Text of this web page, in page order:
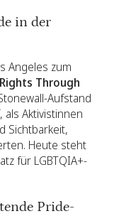
in der
Angeles zum
Through
Aufstand
als Aktivistinnen
Sichtbarkeit,
Heute steht
für LGBTQIA+-
Pride-